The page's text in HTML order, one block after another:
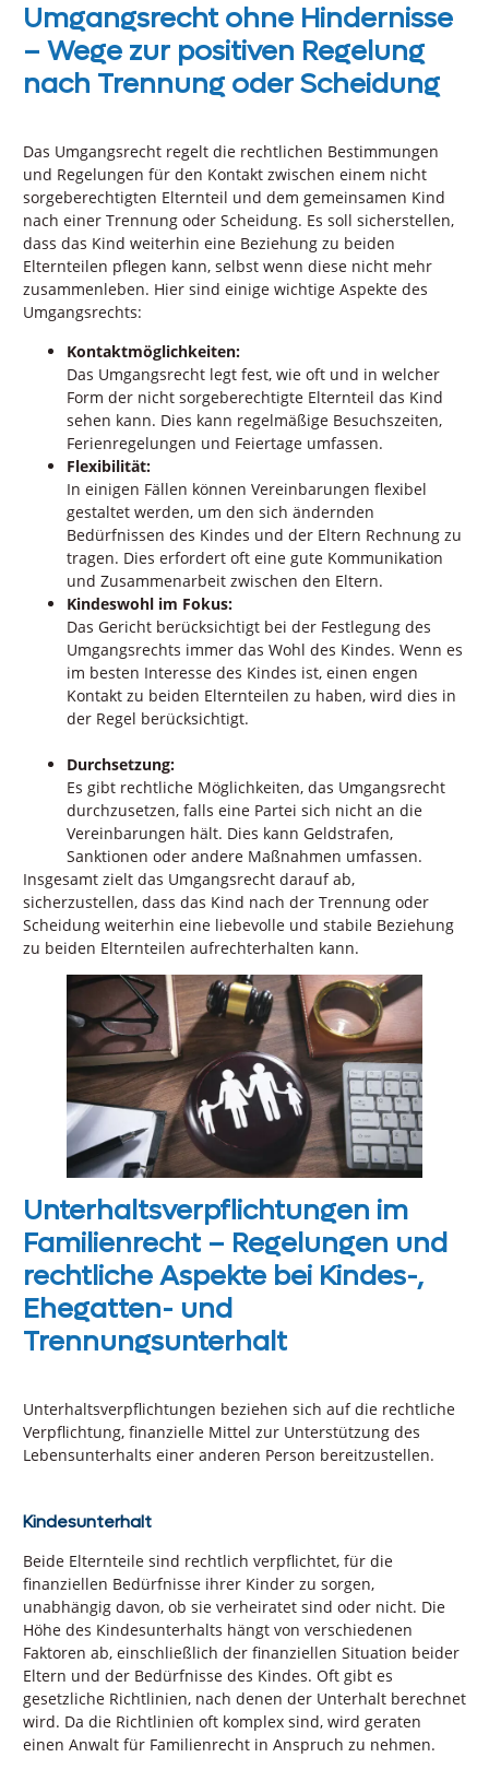
Umgangsrecht ohne Hindernisse
– Wege zur positiven Regelung
nach Trennung oder Scheidung
Das Umgangsrecht regelt die rechtlichen Bestimmungen
und Regelungen für den Kontakt zwischen einem nicht
sorgeberechtigten Elternteil und dem gemeinsamen Kind
nach einer Trennung oder Scheidung. Es soll sicherstellen,
dass das Kind weiterhin eine Beziehung zu beiden
Elternteilen pflegen kann, selbst wenn diese nicht mehr
zusammenleben. Hier sind einige wichtige Aspekte des
Umgangsrechts:
Kontaktmöglichkeiten:
Das Umgangsrecht legt fest, wie oft und in welcher
Form der nicht sorgeberechtigte Elternteil das Kind
sehen kann. Dies kann regelmäßige Besuchszeiten,
Ferienregelungen und Feiertage umfassen.
Flexibilität:
In einigen Fällen können Vereinbarungen flexibel
gestaltet werden, um den sich ändernden
Bedürfnissen des Kindes und der Eltern Rechnung zu
tragen. Dies erfordert oft eine gute Kommunikation
und Zusammenarbeit zwischen den Eltern.
Kindeswohl im Fokus:
Das Gericht berücksichtigt bei der Festlegung des
Umgangsrechts immer das Wohl des Kindes. Wenn es
im besten Interesse des Kindes ist, einen engen
Kontakt zu beiden Elternteilen zu haben, wird dies in
der Regel berücksichtigt.
Durchsetzung:
Es gibt rechtliche Möglichkeiten, das Umgangsrecht
durchzusetzen, falls eine Partei sich nicht an die
Vereinbarungen hält. Dies kann Geldstrafen,
Sanktionen oder andere Maßnahmen umfassen.
Insgesamt zielt das Umgangsrecht darauf ab,
sicherzustellen, dass das Kind nach der Trennung oder
Scheidung weiterhin eine liebevolle und stabile Beziehung
zu beiden Elternteilen aufrechterhalten kann.
Unterhaltsverpflichtungen im
Familienrecht – Regelungen und
rechtliche Aspekte bei Kindes-,
Ehegatten- und
Trennungsunterhalt
Unterhaltsverpflichtungen beziehen sich auf die rechtliche
Verpflichtung, finanzielle Mittel zur Unterstützung des
Lebensunterhalts einer anderen Person bereitzustellen.
Kindesunterhalt
Beide Elternteile sind rechtlich verpflichtet, für die
finanziellen Bedürfnisse ihrer Kinder zu sorgen,
unabhängig davon, ob sie verheiratet sind oder nicht. Die
Höhe des Kindesunterhalts hängt von verschiedenen
Faktoren ab, einschließlich der finanziellen Situation beider
Eltern und der Bedürfnisse des Kindes. Oft gibt es
gesetzliche Richtlinien, nach denen der Unterhalt berechnet
wird. Da die Richtlinien oft komplex sind, wird geraten
einen Anwalt für Familienrecht in Anspruch zu nehmen.